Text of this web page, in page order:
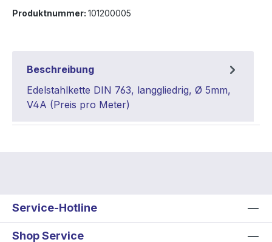
Produktnummer: 101200005
Beschreibung
Edelstahlkette DIN 763, langgliedrig, Ø 5mm,
V4A (Preis pro Meter)
Service-Hotline
Shop Service